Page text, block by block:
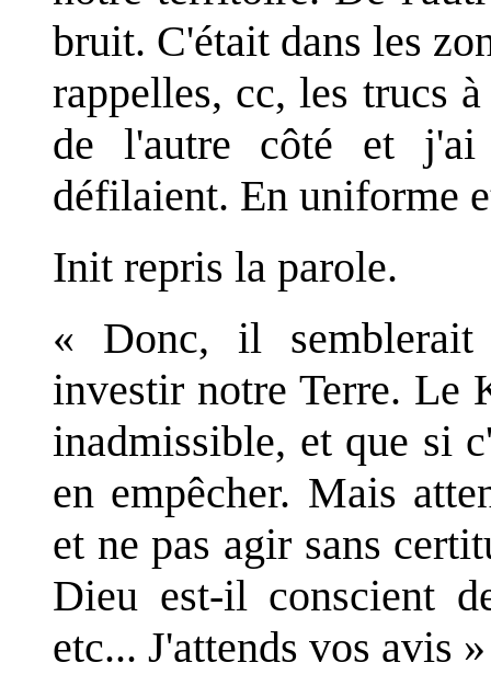
bruit. C'était dans les
rappelles, cc, les trucs
de l'autre côté et
défilaient. En uniforme
Init repris la parole.
« Donc, il semblerait
investir notre Terre. Le
inadmissible, et que si
en empêcher. Mais
et ne pas agir sans
Dieu est-il conscient
etc... J'attends vos avis »